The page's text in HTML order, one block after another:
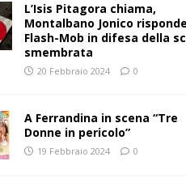
L’Isis Pitagora chiama,
Montalbano Jonico
Flash-Mob in difesa della
smembrata
20 Febbraio 2024 0
A Ferrandina in scena “Tre
Donne in pericolo”
19 Febbraio 2024 0